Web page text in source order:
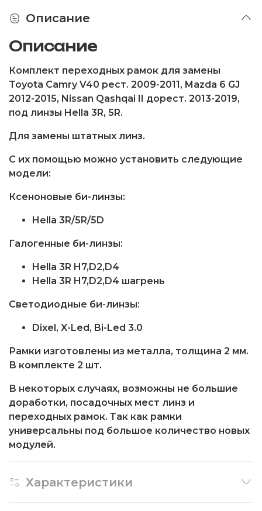
Описание
Описание
Комплект переходных рамок для замены
Toyota Camry V40 рест. 2009-2011, Mazda 6 GJ
2012-2015, Nissan Qashqai II дорест. 2013-2019,
под линзы Hella 3R, 5R.
Для замены штатных линз.
С их помощью можно установить следующие
модели:
Ксеноновые би-линзы:
Hella 3R/5R/5D
Галогенные би-линзы:
Hella 3R H7,D2,D4
Hella 3R H7,D2,D4 шагрень
Светодиодные би-линзы:
Dixel, X-Led, Bi-Led 3.0
Рамки изготовлены из металла, толщина 2 мм.
В комплекте 2 шт.
В некоторых случаях, возможны не большие
доработки, посадочных мест линз и
переходных рамок. Так как рамки
универсальны под большое количество новых
модулей.
Характеристики